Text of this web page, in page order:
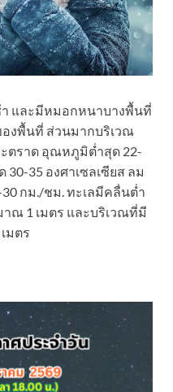
และมีหมอกหนาบางพื้นที่
งพื้นที่ ส่วนมากบริเวณ
ตราด อุณหภูมิต่ำสุด 22-
35 องศาเซลเซียส ลม
30 กม./ชม. ทะเลมีคลื่นต่ำ
าณ 1 เมตร และบริเวณที่มี
มตร